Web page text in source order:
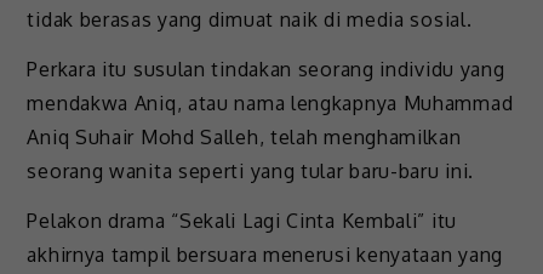
tidak berasas yang dimuat naik di media sosial.
Perkara itu susulan tindakan seorang individu yang
mendakwa Aniq, atau nama lengkapnya Muhammad
Aniq Suhair Mohd Salleh, telah menghamilkan
seorang wanita seperti yang tular baru-baru ini.
Pelakon drama “Sekali Lagi Cinta Kembali” itu
akhirnya tampil bersuara menerusi kenyataan yang